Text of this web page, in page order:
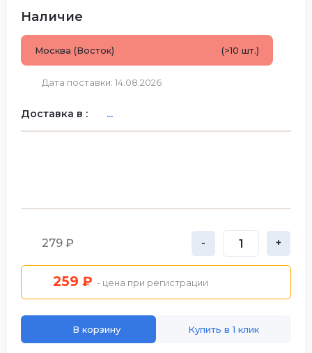
Наличие
Москва (Восток) (>10 шт.)
Дата поставки: 14.08.2026
Доставка в : ...
279 ₽ - +
259 ₽ - цена при регистрации
В корзину Купить в 1 клик